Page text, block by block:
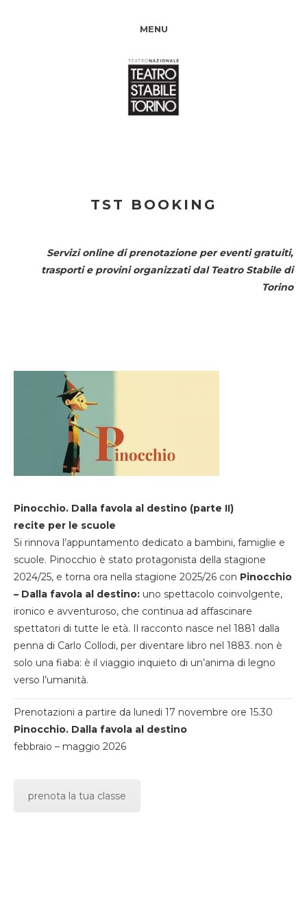
MENU
TST BOOKING
Servizi online di prenotazione per eventi gratuiti,
trasporti e provini organizzati dal Teatro Stabile di
Torino
Pinocchio. Dalla favola al destino (parte II)
recite per le scuole
Si rinnova l’appuntamento dedicato a bambini, famiglie e
scuole. Pinocchio è stato protagonista della stagione
2024/25, e torna ora nella stagione 2025/26 con Pinocchio
– Dalla favola al destino: uno spettacolo coinvolgente,
ironico e avventuroso, che continua ad affascinare
spettatori di tutte le età. Il racconto nasce nel 1881 dalla
penna di Carlo Collodi, per diventare libro nel 1883. non è
solo una fiaba: è il viaggio inquieto di un’anima di legno
verso l’umanità.
Prenotazioni a partire da lunedi 17 novembre ore 15.30
Pinocchio. Dalla favola al destino
febbraio – maggio 2026
prenota la tua classe